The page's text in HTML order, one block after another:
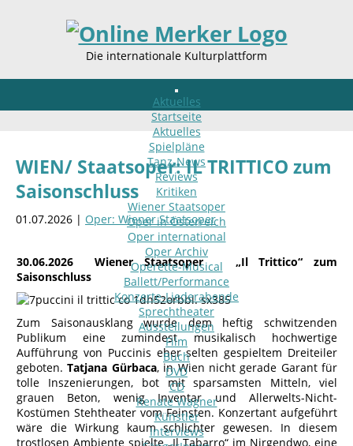
Die internationale Kulturplattform
Aktuelles
Startseite
Aktuelles
Spielpläne
Tanz-News
Reviews
Kritiken
Wiener Staatsoper
Oper in Österreich
Oper international
Oper Archiv
Operette-Musical
Ballett/Performance
Konzerte-Liederabende
Sprechtheater
Ausstellungen
Film
Buch
DVD
CD
Renate Wagner
Künstler
Interviews
WIEN/ Staatsoper: IL TRITTICO zum
Saisonschluss
01.07.2026 | Oper: Wiener Staatsoper
30.06.2026 Wiener Staatsoper „Il Trittico“ zum
Saisonschluss
Zum Saisonausklang wurde dem heftig schwitzenden
Publikum eine zumindest musikalisch hochwertige
Aufführung von Puccinis eher selten gespieltem Dreiteiler
geboten.Tatjana Gürbaca, in Wien nicht gerade Garant für
tolle Inszenierungen, bot mit sparsamsten Mitteln, viel
grauen Beton, wenig Inventar und Allerwelts-Nicht-
Kostümen Stehtheater vom Feinsten. Konzertant aufgeführt
wäre die Wirkung kaum schlichter gewesen. In diesem
trostlosen Ambiente spielte „Il Tabarro“ im Nirgendwo, eine